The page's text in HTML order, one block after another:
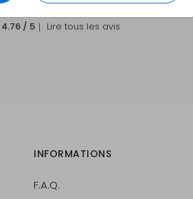
4.76 / 5 ｜ Lire tous les avis
INFORMATIONS
F.A.Q.